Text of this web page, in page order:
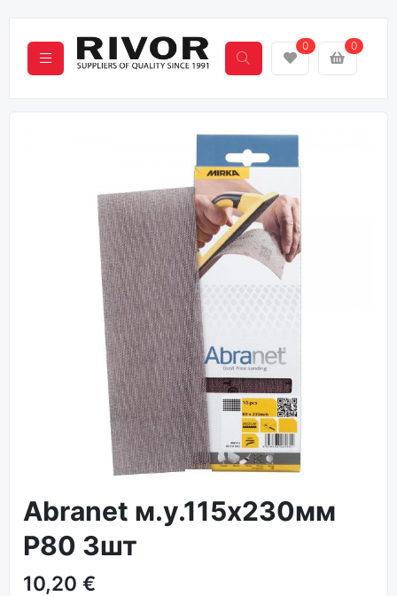
0 0
Abranet м.у.115x230мм
P80 3шт
10,20 €